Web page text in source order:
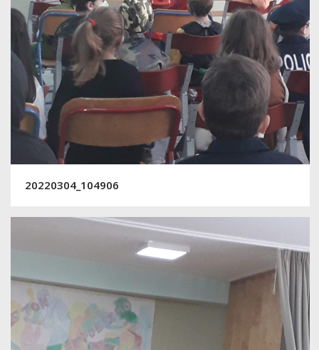
20220304_104906